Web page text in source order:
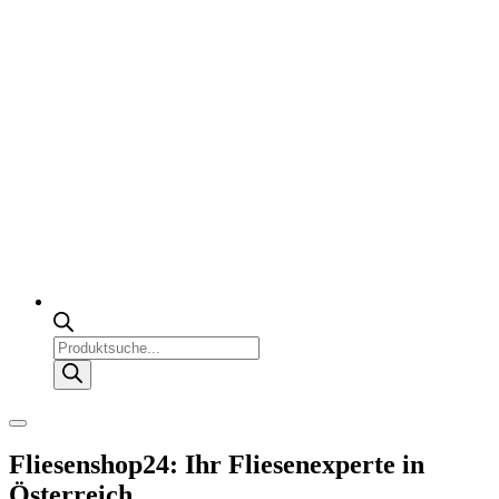
Products
search
Fliesenshop24: Ihr Fliesenexperte in